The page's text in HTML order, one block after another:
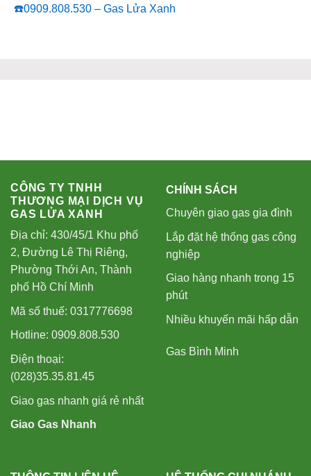
☎️0909.808.530 – Gas Lửa Xanh
CÔNG TY TNHH
THƯƠNG MẠI DỊCH VỤ
GAS LỬA XANH
Địa chỉ: 430/45/1 Khu phố
2, Đường Lê Thị Riêng,
Phường Thới An, Thành
phố Hồ Chí Minh
Mã số thuế: 0317776698
Hotline: 0909.808.530
Điện thoại:
(028)35.35.81.45
Giao gas nhanh giá rẻ nhất
Giao Gas Nhanh
CHÍNH SÁCH
Chuyên giao gas gia đình
Lắp đặt hệ thống gas công
nghiệp
Giao hàng nhanh trong 15
phút
Nhiều khuyến mãi hấp dẫn
Gas Bình Minh